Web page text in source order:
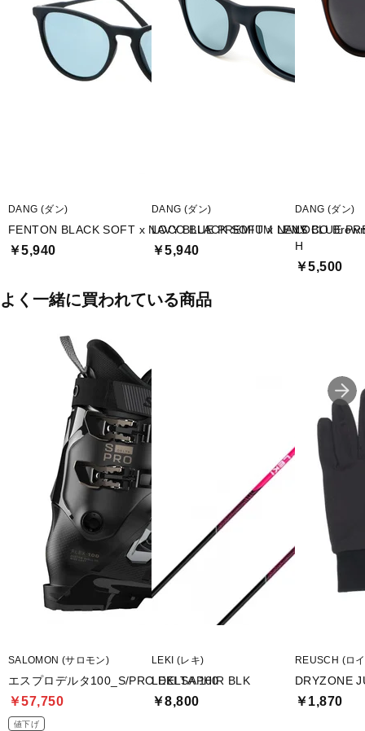
■医療機器認証：無
■可視光線透過率：15％
■紫外線透過率：1％未満
■サイズ(W×D×H)：
■生産国：台湾
■メーカー型番：vidg00349
DANG (ダン)
FENTON BLACK SOFT x NAVY BLUE PREMIUM LENS
￥5,940
DANG (ダン)
LOCO BLACK SOFT x NAVY BLUE
￥5,940
DANG (ダン)
LOCO
H
￥5,500
よく一緒に買われている商品
SALOMON (サロモン)
エスプロデルタ100_S/PRO DELTA 100
￥57,750
値下げ
LEKI (レキ)
LEKI SAPHIR BLK
￥8,800
REUSCH (ロ
DRYZONE
￥1,870